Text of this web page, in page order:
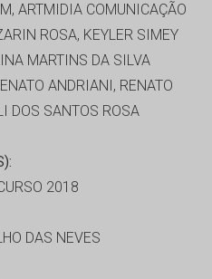
ARTMIDIA COMUNICAÇÃO
ROSA, KEYLER SIMEY
MARTINS DA SILVA
ANDRIANI, RENATO
DOS SANTOS ROSA
2018
DAS NEVES